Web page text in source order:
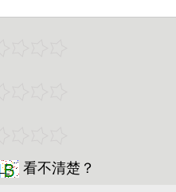
看不清楚？